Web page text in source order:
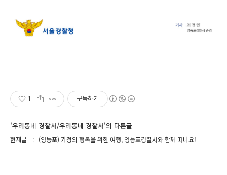
1 구독하기
'우리동네 경찰서/우리동네 경찰서'의 다른글
현재글 (영등포) 가정의 행복을 위한 여행, 영등포경찰서와 함께 떠나요!